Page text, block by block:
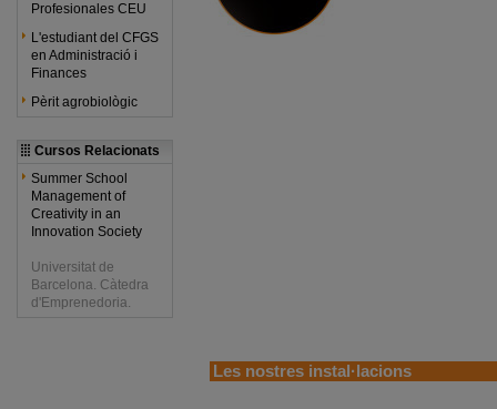
Profesionales CEU
L'estudiant del CFGS
en Administració i
Finances
Pèrit agrobiològic
Cursos Relacionats
Summer School
Management of
Creativity in an
Innovation Society
Universitat de
Barcelona. Càtedra
d'Emprenedoria.
Les nostres instal·lacions